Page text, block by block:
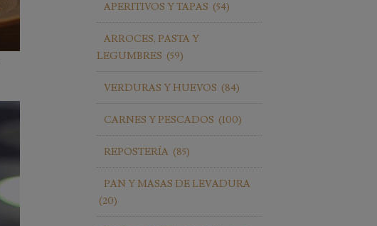
APERITIVOS Y TAPAS (54)
ARROCES, PASTA Y
LEGUMBRES (59)
VERDURAS Y HUEVOS (84)
CARNES Y PESCADOS (100)
REPOSTERÍA (85)
PAN Y MASAS DE LEVADURA
(20)